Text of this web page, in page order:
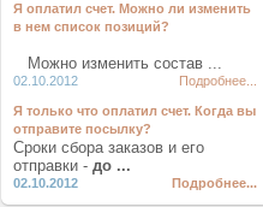
Я оплатил счет. Можно ли изменить
в нем список позиций?
Можно изменить состав ...
02.10.2012 Подробнее...
Я только что оплатил счет. Когда вы
отправите посылку?
Сроки сбора заказов и его
отправки - до ...
02.10.2012 Подробнее...